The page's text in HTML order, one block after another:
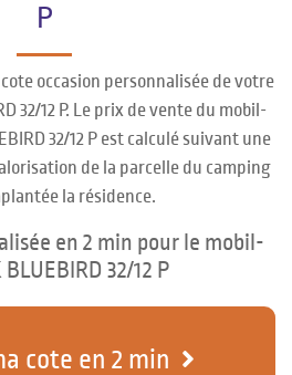
P
occasion personnalisée de votre
32/12 P. Le prix de vente du mobil-
32/12 P est calculé suivant une
de la parcelle du camping
la résidence.
en 2 min pour le mobil-
32/12 P
cote en 2 min